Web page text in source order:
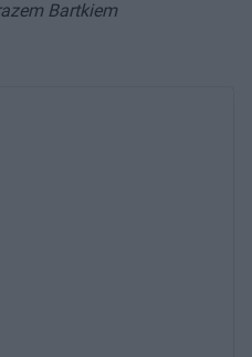
Bartkiem